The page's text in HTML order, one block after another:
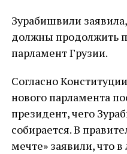
Зурабишвили
должны продолжить
парламент Грузии.
Согласно
нового парламента
президент, чего
собирается. В
мечте» заявили, что